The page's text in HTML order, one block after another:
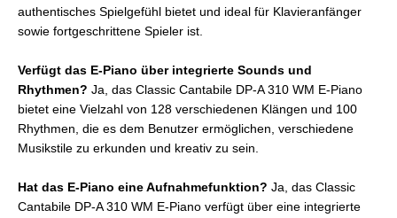
authentisches Spielgefühl bietet und ideal für Klavieranfänger
sowie fortgeschrittene Spieler ist.
Verfügt das E-Piano über integrierte Sounds und
Rhythmen? Ja, das Classic Cantabile DP-A 310 WM E-Piano
bietet eine Vielzahl von 128 verschiedenen Klängen und 100
Rhythmen, die es dem Benutzer ermöglichen, verschiedene
Musikstile zu erkunden und kreativ zu sein.
Hat das E-Piano eine Aufnahmefunktion? Ja, das Classic
Cantabile DP-A 310 WM E-Piano verfügt über eine integrierte